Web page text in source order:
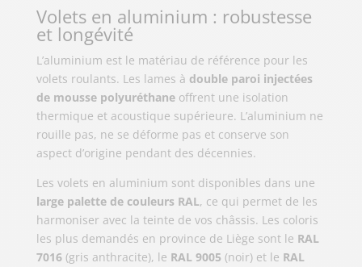
Volets en aluminium : robustesse
et longévité
L’aluminium est le matériau de référence pour les
volets roulants. Les lames à double paroi injectées
de mousse polyuréthaneoffrent une isolation
thermique et acoustique supérieure. L’aluminium ne
rouille pas, ne se déforme pas et conserve son
aspect d’origine pendant des décennies.
Les volets en aluminium sont disponibles dans une
large palette de couleurs RAL, ce qui permet de les
harmoniser avec la teinte de vos châssis. Les coloris
les plus demandés en province de Liège sont le RAL
7016(gris anthracite), le RAL 9005 (noir) et le RAL